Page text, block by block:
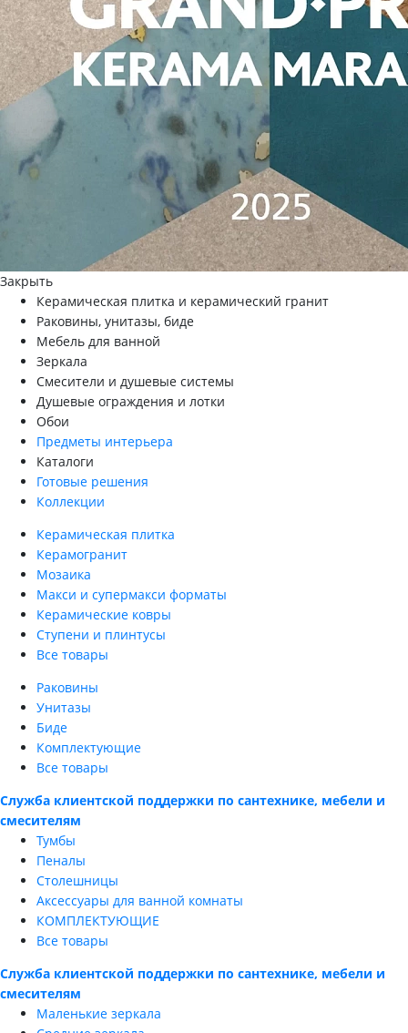
Закрыть
Керамическая плитка и керамический гранит
Раковины, унитазы, биде
Мебель для ванной
Зеркала
Смесители и душевые системы
Душевые ограждения и лотки
Обои
Предметы интерьера
Каталоги
Готовые решения
Коллекции
Керамическая плитка
Керамогранит
Мозаика
Макси и супермакси форматы
Керамические ковры
Ступени и плинтусы
Все товары
Раковины
Унитазы
Биде
Комплектующие
Все товары
Служба клиентской поддержки по сантехнике, мебели и
смесителям
Тумбы
Пеналы
Столешницы
Аксессуары для ванной комнаты
КОМПЛЕКТУЮЩИЕ
Все товары
Служба клиентской поддержки по сантехнике, мебели и
смесителям
Маленькие зеркала